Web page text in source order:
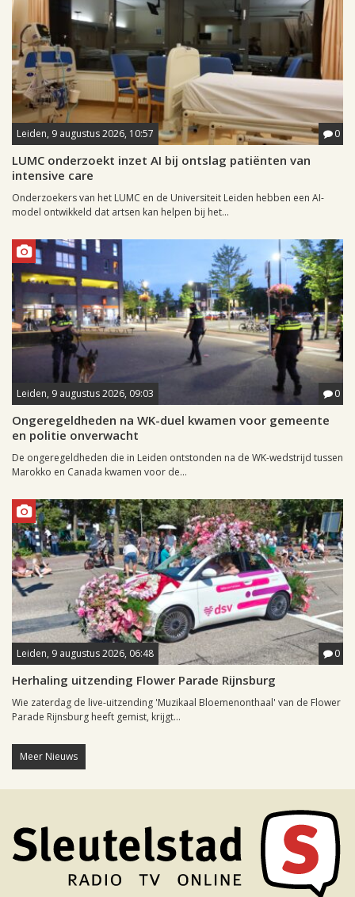
Leiden, 9 augustus 2026, 10:57 0
LUMC onderzoekt inzet AI bij ontslag patiënten van
intensive care
Onderzoekers van het LUMC en de Universiteit Leiden hebben een AI-
model ontwikkeld dat artsen kan helpen bij het...
Leiden, 9 augustus 2026, 09:03 0
Ongeregeldheden na WK-duel kwamen voor gemeente
en politie onverwacht
De ongeregeldheden die in Leiden ontstonden na de WK-wedstrijd tussen
Marokko en Canada kwamen voor de...
Leiden, 9 augustus 2026, 06:48 0
Herhaling uitzending Flower Parade Rijnsburg
Wie zaterdag de live-uitzending 'Muzikaal Bloemenonthaal' van de Flower
Parade Rijnsburg heeft gemist, krijgt...
Meer Nieuws